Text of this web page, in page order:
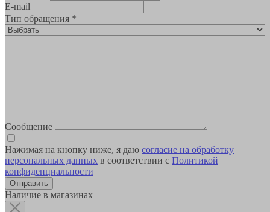
E-mail
Тип обращения *
Сообщение
Нажимая на кнопку ниже, я даю согласие на обработку
персональных данных в соответствии с Политикой
конфиденциальности
Наличие в магазинах